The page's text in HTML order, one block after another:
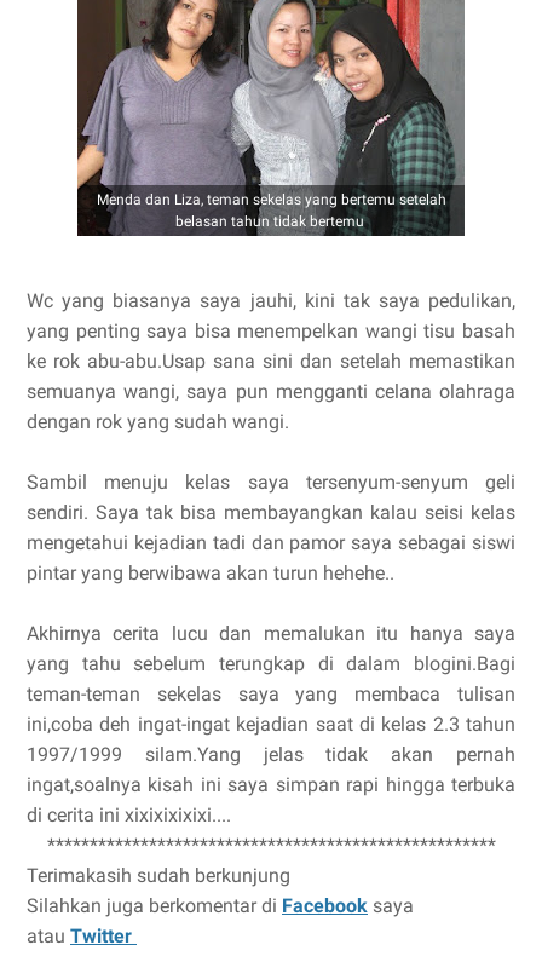
Menda dan Liza, teman sekelas yang bertemu setelah
belasan tahun tidak bertemu
Wc yang biasanya saya jauhi, kini tak saya pedulikan,
yang penting saya bisa menempelkan wangi tisu basah
ke rok abu-abu.Usap sana sini dan setelah memastikan
semuanya wangi, saya pun mengganti celana olahraga
dengan rok yang sudah wangi.
Sambil menuju kelas saya tersenyum-senyum geli
sendiri. Saya tak bisa membayangkan kalau seisi kelas
mengetahui kejadian tadi dan pamor saya sebagai siswi
pintar yang berwibawa akan turun hehehe..
Akhirnya cerita lucu dan memalukan itu hanya saya
yang tahu sebelum terungkap di dalam blogini.Bagi
teman-teman sekelas saya yang membaca tulisan
ini,coba deh ingat-ingat kejadian saat di kelas 2.3 tahun
1997/1999 silam.Yang jelas tidak akan pernah
ingat,soalnya kisah ini saya simpan rapi hingga terbuka
di cerita ini xixixixixixi....
*****************************************************
Terimakasih sudah berkunjung
Silahkan juga berkomentar di Facebook saya
atau Twitter